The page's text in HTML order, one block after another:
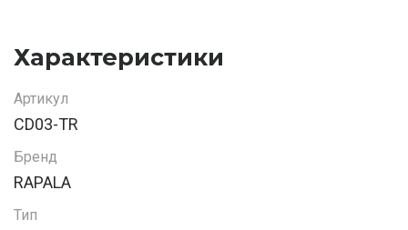
Характеристики
Артикул
CD03-TR
Бренд
RAPALA
Тип